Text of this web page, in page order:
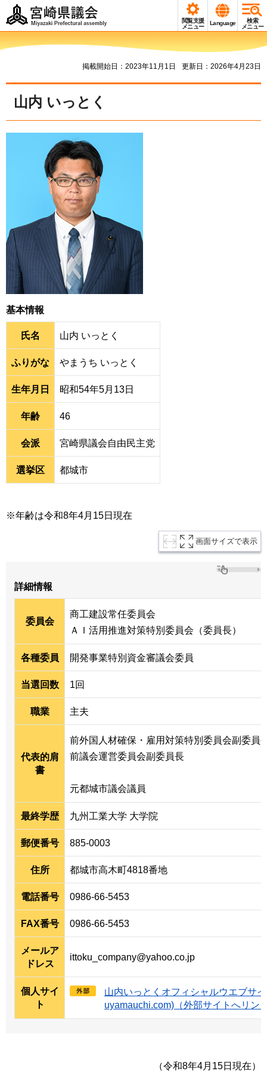
宮崎県議会
Miyazaki Prefectural
閲覧支援
メニュー
Language
検索
メニュー
掲載開始日：2023年11月1日 更新日：2026年4月23日
山内 いっとく
基本情報
氏名 山内 いっとく
ふりがな やまうち いっとく
生年月日 昭和54年5月13日
年齢 46
会派 宮崎県議会自由民主党
選挙区 都城市
※年齢は令和8年4月15日現在
画面サイズで表示
詳細情報
委員会
商工建設常任委員会
ＡＩ活用推進対策特別委員会（委員長）
各種委員 開発事業特別資金審議会委員
当選回数 1回
職業 主夫
代表的肩
書
前外国人材確保・雇用対策特別委員会副委員
前議会運営委員会副委員長
元都城市議会議員
最終学歴 九州工業大学 大学院
郵便番号 885-0003
住所 都城市高木町4818番地
電話番号 0986-66-5453
FAX番号 0986-66-5453
メールア
ドレス
ittoku_company@yahoo.co.jp
個人サイ
ト
山内いっとくオフィシャルウエブサ
uyamauchi.com)（外部サイトへリン
（令和8年4月15日現在）